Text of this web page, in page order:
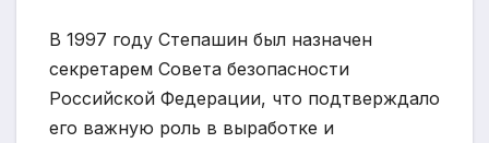
В 1997 году Степашин был назначен
секретарем Совета безопасности
Российской Федерации, что подтверждало
его важную роль в выработке и